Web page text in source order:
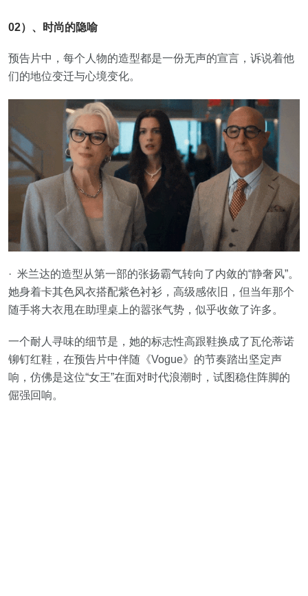
02）、时尚的隐喻
预告片中，每个人物的造型都是一份无声的宣言，诉说着他
们的地位变迁与心境变化。
· 米兰达的造型从第一部的张扬霸气转向了内敛的“静奢风”。
她身着卡其色风衣搭配紫色衬衫，高级感依旧，但当年那个
随手将大衣甩在助理桌上的嚣张气势，似乎收敛了许多。
一个耐人寻味的细节是，她的标志性高跟鞋换成了瓦伦蒂诺
铆钉红鞋，在预告片中伴随《Vogue》的节奏踏出坚定声
响，仿佛是这位“女王”在面对时代浪潮时，试图稳住阵脚的
倔强回响。